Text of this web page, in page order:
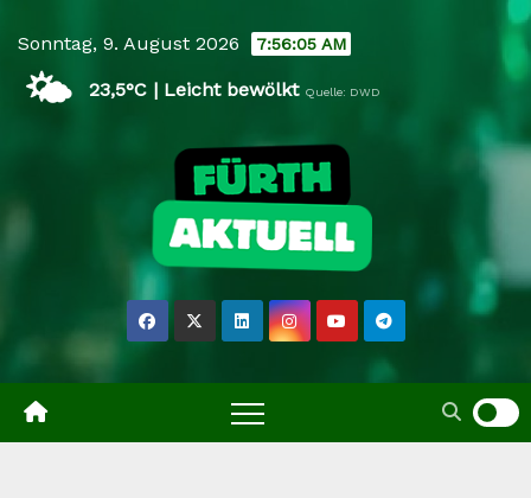
content
Sonntag, 9. August 2026 7:56:05 AM
🌤️ 23,5°C | Leicht bewölkt Quelle: DWD